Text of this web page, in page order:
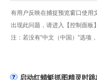
有用户反映在捕捉预览窗口使用
出现此问题，请进入【控制面板
注：若没有“中文（中国）”选项
启动红蜻蜓抓图精灵时